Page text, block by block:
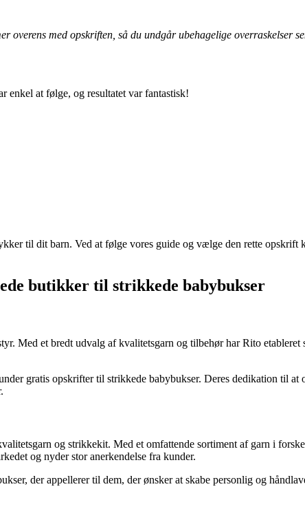
overens med opskriften, så du undgår ubehagelige overraskelser
enkel at følge, og resultatet var fantastisk!
til dit barn. Ved at følge vores guide og vælge den rette opskrift
butikker til strikkede babybukser
Med et bredt udvalg af kvalitetsgarn og tilbehør har Rito
gratis opskrifter til strikkede babybukser. Deres dedikation til
og strikkekit. Med et omfattende sortiment af garn i
og nyder stor anerkendelse fra kunder.
der appellerer til dem, der ønsker at skabe personlig og